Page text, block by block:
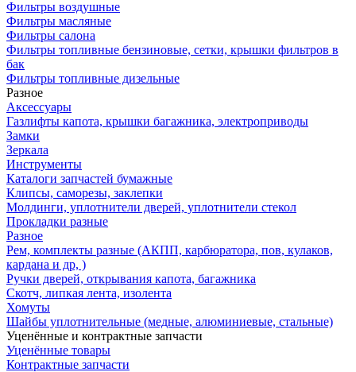
Фильтры воздушные
Фильтры масляные
Фильтры салона
Фильтры топливные бензиновые, сетки, крышки фильтров в
бак
Фильтры топливные дизельные
Разное
Аксесcуары
Газлифты капота, крышки багажника, электроприводы
Замки
Зеркала
Инструменты
Каталоги запчастей бумажные
Клипсы, саморезы, заклепки
Молдинги, уплотнители дверей, уплотнители стекол
Прокладки разные
Разное
Рем, комплекты разные (АКПП, карбюратора, пов, кулаков,
кардана и др, )
Ручки дверей, открывания капота, багажника
Скотч, липкая лента, изолента
Хомуты
Шайбы уплотнительные (медные, алюминиевые, стальные)
Уценённые и контрактные запчасти
Уценённые товары
Контрактные запчасти